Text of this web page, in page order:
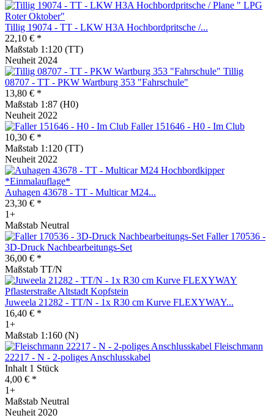
Tillig 19074 - TT - LKW H3A Hochbordpritsche /...
22,10 € *
Maßstab 1:120 (TT)
Neuheit 2024
Tillig
08707 - TT - PKW Wartburg 353 "Fahrschule"
13,80 € *
Maßstab 1:87 (H0)
Neuheit 2022
Faller 151646 - H0 - Im Club
10,30 € *
Maßstab 1:120 (TT)
Neuheit 2022
Auhagen 43678 - TT - Multicar M24...
23,30 € *
1+
Maßstab Neutral
Faller 170536 -
3D-Druck Nachbearbeitungs-Set
36,00 € *
Maßstab TT/N
Juweela 21282 - TT/N - 1x R30 cm Kurve FLEXYWAY...
16,40 € *
1+
Maßstab 1:160 (N)
Fleischmann
22217 - N - 2-poliges Anschlusskabel
Inhalt 1 Stück
4,00 € *
1+
Maßstab Neutral
Neuheit 2020